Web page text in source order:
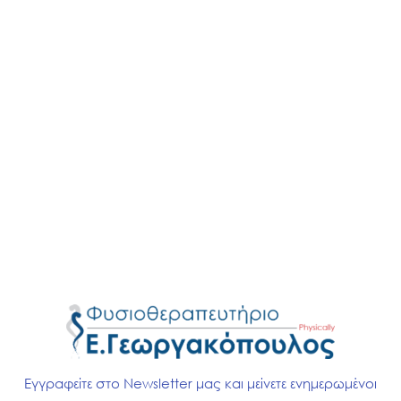
αποκατάσταση του πρόσθιου
χιαστού συνδέσμου
Μετά την πρώιμη μετεγχειρητική φάση, η προοδευτική
Εγγραφείτε στο Newsletter μας και μείνετε ενημερωμένοι